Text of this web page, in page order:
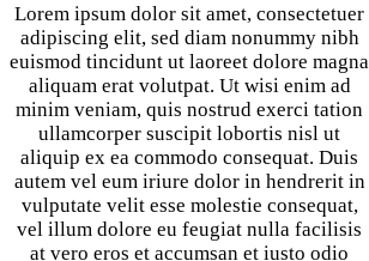
Lorem ipsum dolor sit amet, consectetuer
adipiscing elit, sed diam nonummy nibh
euismod tincidunt ut laoreet dolore magna
aliquam erat volutpat. Ut wisi enim ad
minim veniam, quis nostrud exerci tation
ullamcorper suscipit lobortis nisl ut
aliquip ex ea commodo consequat. Duis
autem vel eum iriure dolor in hendrerit in
vulputate velit esse molestie consequat,
vel illum dolore eu feugiat nulla facilisis
at vero eros et accumsan et iusto odio